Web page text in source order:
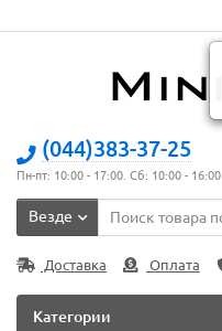
(044)383-37-25
Пн-пт: 10:00 - 17:00. Сб: 10:00 - 16:00
Везде
Доставка Оплата
Категории